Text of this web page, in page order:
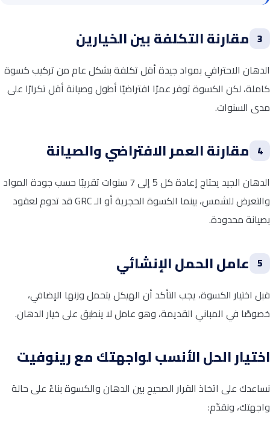
3 مقارنة التكلفة بين الخيارين
الدهان الاحترافي بمواد جيدة أقل تكلفة بشكل عام من تركيب كسوة
كاملة، لكن الكسوة توفر عمرًا افتراضيًا أطول وصيانة أقل تكرارًا على
مدى السنوات.
4 مقارنة العمر الافتراضي والصيانة
الدهان الجيد يحتاج إعادة كل 5 إلى 7 سنوات تقريبًا حسب جودة المواد
والتعرض للشمس، بينما الكسوة الحجرية أو الـ GRC قد تدوم لعقود
بصيانة محدودة.
5 عامل الحمل الإنشائي
قبل اختيار الكسوة، يجب التأكد أن الهيكل يتحمل وزنها الإضافي،
خصوصًا في المباني القديمة، وهو عامل لا ينطبق على خيار الدهان.
اختيار الحل الأنسب لواجهتك مع رينوفيت
نساعدك على اتخاذ القرار الصحيح بين الدهان والكسوة بناءً على حالة
واجهتك، ونقدّم: